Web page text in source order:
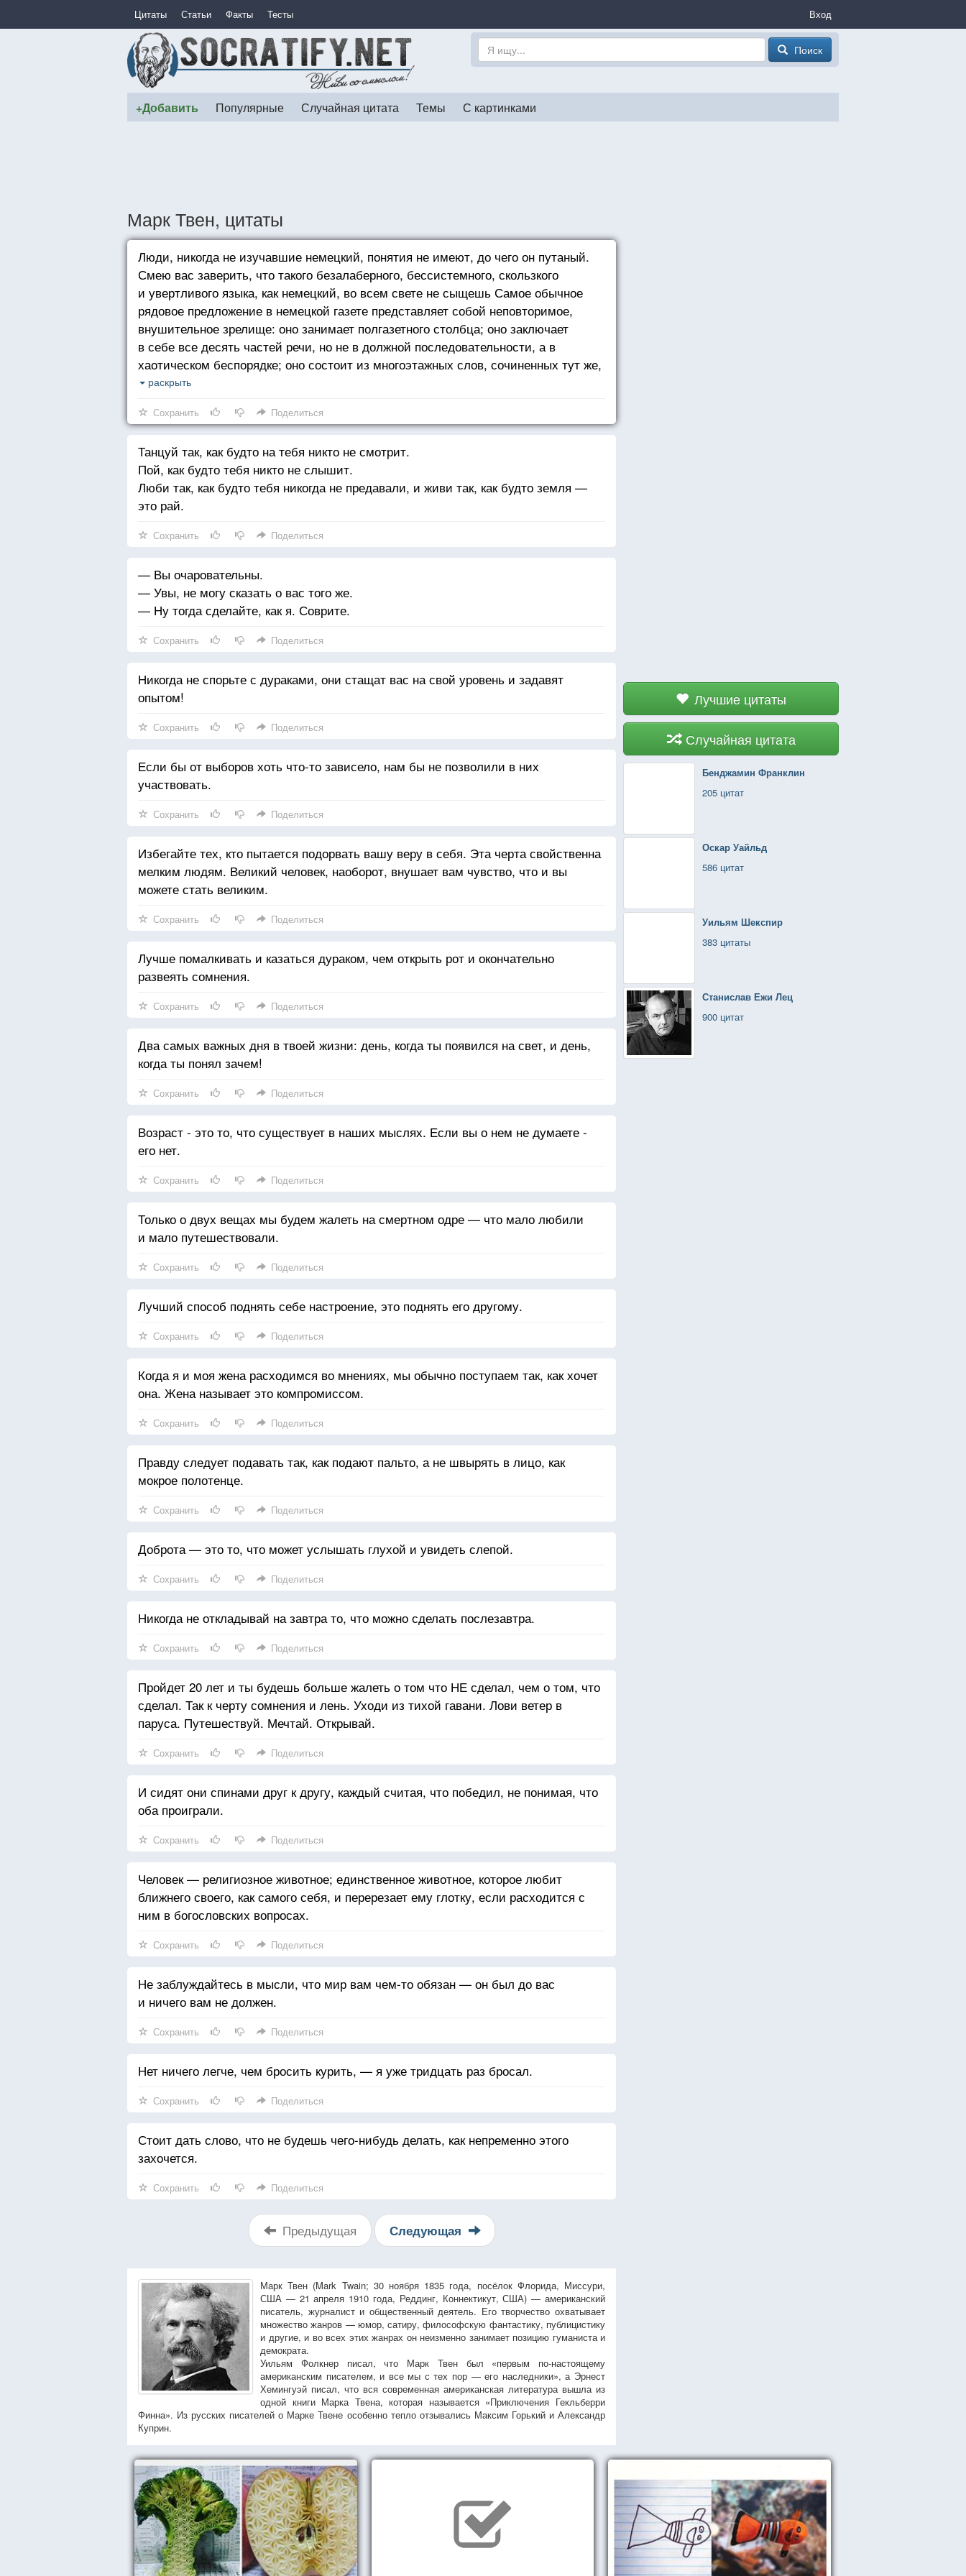
Цитаты Статьи Факты Тесты Вход
Поиск
+Добавить Популярные Случайная цитата Темы С картинками
Марк Твен, цитаты
Лучшие цитаты
Случайная цитата
Бенджамин Франклин
205 цитат
Оскар Уайльд
586 цитат
Уильям Шекспир
383 цитаты
Станислав Ежи Лец
900 цитат
Люди, никогда не изучавшие немецкий, понятия не имеют, до чего он путаный.
Смею вас заверить, что такого безалаберного, бессистемного, скользкого
и увертливого языка, как немецкий, во всем свете не сыщешь Самое обычное
рядовое предложение в немецкой газете представляет собой неповторимое,
внушительное зрелище: оно занимает полгазетного столбца; оно заключает
в себе все десять частей речи, но не в должной последовательности, а в
хаотическом беспорядке; оно состоит из многоэтажных слов, сочиненных тут же,
по мгновенному наитию, и не предусмотренных ни одним словарем, — шесть —
(разумей, дефисов).
раскрыть
Сохранить Поделиться
Танцуй так, как будто на тебя никто не смотрит.
Пой, как будто тебя никто не слышит.
Люби так, как будто тебя никогда не предавали, и живи так, как будто земля —
это рай.
Сохранить Поделиться
— Вы очаровательны.
— Увы, не могу сказать о вас того же.
— Ну тогда сделайте, как я. Соврите.
Сохранить Поделиться
Никогда не спорьте с дураками, они стащат вас на свой уровень и задавят
опытом!
Сохранить Поделиться
Если бы от выборов хоть что-то зависело, нам бы не позволили в них
участвовать.
Сохранить Поделиться
Избегайте тех, кто пытается подорвать вашу веру в себя. Эта черта свойственна
мелким людям. Великий человек, наоборот, внушает вам чувство, что и вы
можете стать великим.
Сохранить Поделиться
Лучше помалкивать и казаться дураком, чем открыть рот и окончательно
развеять сомнения.
Сохранить Поделиться
Два самых важных дня в твоей жизни: день, когда ты появился на свет, и день,
когда ты понял зачем!
Сохранить Поделиться
Возраст - это то, что существует в наших мыслях. Если вы о нем не думаете -
его нет.
Сохранить Поделиться
Только о двух вещах мы будем жалеть на смертном одре — что мало любили
и мало путешествовали.
Сохранить Поделиться
Лучший способ поднять себе настроение, это поднять его другому.
Сохранить Поделиться
Когда я и моя жена расходимся во мнениях, мы обычно поступаем так, как хочет
она. Жена называет это компромиссом.
Сохранить Поделиться
Правду следует подавать так, как подают пальто, а не швырять в лицо, как
мокрое полотенце.
Сохранить Поделиться
Доброта — это то, что может услышать глухой и увидеть слепой.
Сохранить Поделиться
Никогда не откладывай на завтра то, что можно сделать послезавтра.
Сохранить Поделиться
Пройдет 20 лет и ты будешь больше жалеть о том что НЕ сделал, чем о том, что
сделал. Так к черту сомнения и лень. Уходи из тихой гавани. Лови ветер в
паруса. Путешествуй. Мечтай. Открывай.
Сохранить Поделиться
И сидят они спинами друг к другу, каждый считая, что победил, не понимая, что
оба проиграли.
Сохранить Поделиться
Человек — религиозное животное; единственное животное, которое любит
ближнего своего, как самого себя, и перерезает ему глотку, если расходится с
ним в богословских вопросах.
Сохранить Поделиться
Не заблуждайтесь в мысли, что мир вам чем-то обязан — он был до вас
и ничего вам не должен.
Сохранить Поделиться
Нет ничего легче, чем бросить курить, — я уже тридцать раз бросал.
Сохранить Поделиться
Стоит дать слово, что не будешь чего-нибудь делать, как непременно этого
захочется.
Сохранить Поделиться
Предыдущая Следующая
Марк Твен (Mark Twain; 30 ноября 1835 года, посёлок Флорида, Миссури,
США — 21 апреля 1910 года, Реддинг, Коннектикут, США) — американский
писатель, журналист и общественный деятель. Его творчество охватывает
множество жанров — юмор, сатиру, философскую фантастику, публицистику
и другие, и во всех этих жанрах он неизменно занимает позицию гуманиста и
демократа.
Уильям Фолкнер писал, что Марк Твен был «первым по-настоящему
американским писателем, и все мы с тех пор — его наследники», а Эрнест
Хемингуэй писал, что вся современная американская литература вышла из
одной книги Марка Твена, которая называется «Приключения Гекльберри
Финна». Из русских писателей о Марке Твене особенно тепло отзывались Максим Горький и Александр
Куприн.